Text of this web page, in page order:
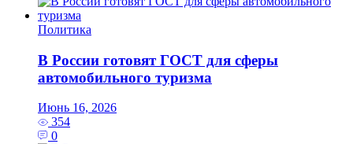
Политика
В России готовят ГОСТ для сферы
автомобильного туризма
Июнь 16, 2026
354
0